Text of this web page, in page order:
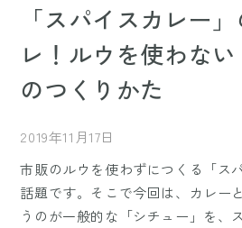
「スパイスカレー
レ！ルウを使わない
のつくりかた
2019年11月17日
市販のルウを使わずにつくる「ス
話題です。そこで今回は、カレー
うのが一般的な「シチュー」を、